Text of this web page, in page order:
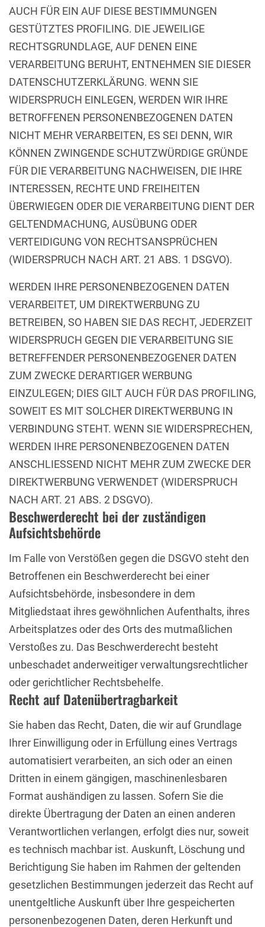
AUCH FÜR EIN AUF DIESE BESTIMMUNGEN
GESTÜTZTES PROFILING. DIE JEWEILIGE
RECHTSGRUNDLAGE, AUF DENEN EINE
VERARBEITUNG BERUHT, ENTNEHMEN SIE DIESER
DATENSCHUTZERKLÄRUNG. WENN SIE
WIDERSPRUCH EINLEGEN, WERDEN WIR IHRE
BETROFFENEN PERSONENBEZOGENEN DATEN
NICHT MEHR VERARBEITEN, ES SEI DENN, WIR
KÖNNEN ZWINGENDE SCHUTZWÜRDIGE GRÜNDE
FÜR DIE VERARBEITUNG NACHWEISEN, DIE IHRE
INTERESSEN, RECHTE UND FREIHEITEN
ÜBERWIEGEN ODER DIE VERARBEITUNG DIENT DER
GELTENDMACHUNG, AUSÜBUNG ODER
VERTEIDIGUNG VON RECHTSANSPRÜCHEN
(WIDERSPRUCH NACH ART. 21 ABS. 1 DSGVO).
WERDEN IHRE PERSONENBEZOGENEN DATEN
VERARBEITET, UM DIREKTWERBUNG ZU
BETREIBEN, SO HABEN SIE DAS RECHT, JEDERZEIT
WIDERSPRUCH GEGEN DIE VERARBEITUNG SIE
BETREFFENDER PERSONENBEZOGENER DATEN
ZUM ZWECKE DERARTIGER WERBUNG
EINZULEGEN; DIES GILT AUCH FÜR DAS PROFILING,
SOWEIT ES MIT SOLCHER DIREKTWERBUNG IN
VERBINDUNG STEHT. WENN SIE WIDERSPRECHEN,
WERDEN IHRE PERSONENBEZOGENEN DATEN
ANSCHLIESSEND NICHT MEHR ZUM ZWECKE DER
DIREKTWERBUNG VERWENDET (WIDERSPRUCH
NACH ART. 21 ABS. 2 DSGVO).
Beschwerderecht bei der zuständigen
Aufsichtsbehörde
Im Falle von Verstößen gegen die DSGVO steht den
Betroffenen ein Beschwerderecht bei einer
Aufsichtsbehörde, insbesondere in dem
Mitgliedstaat ihres gewöhnlichen Aufenthalts, ihres
Arbeitsplatzes oder des Orts des mutmaßlichen
Verstoßes zu. Das Beschwerderecht besteht
unbeschadet anderweitiger verwaltungsrechtlicher
oder gerichtlicher Rechtsbehelfe.
Recht auf Datenübertragbarkeit
Sie haben das Recht, Daten, die wir auf Grundlage
Ihrer Einwilligung oder in Erfüllung eines Vertrags
automatisiert verarbeiten, an sich oder an einen
Dritten in einem gängigen, maschinenlesbaren
Format aushändigen zu lassen. Sofern Sie die
direkte Übertragung der Daten an einen anderen
Verantwortlichen verlangen, erfolgt dies nur, soweit
es technisch machbar ist. Auskunft, Löschung und
Berichtigung Sie haben im Rahmen der geltenden
gesetzlichen Bestimmungen jederzeit das Recht auf
unentgeltliche Auskunft über Ihre gespeicherten
personenbezogenen Daten, deren Herkunft und